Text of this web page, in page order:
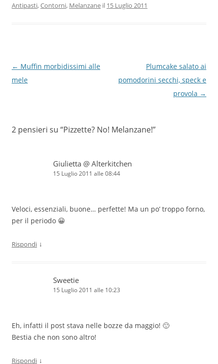
Antipasti,Contorni, Melanzane il 15 Luglio 2011
Navigazione
articolo
← Muffin morbidissimi alle
mele
Plumcake salato ai
pomodorini secchi, speck e
provola →
2 pensieri su “Pizzette? No! Melanzane!”
Giulietta @ Alterkitchen
15 Luglio 2011 alle 08:44
Veloci, essenziali, buone… perfette! Ma un po’ troppo forno,
per il periodo 😀
Rispondi ↓
Sweetie
15 Luglio 2011 alle 10:23
Eh, infatti il post stava nelle bozze da maggio! 🙂
Bestia che non sono altro!
Rispondi ↓